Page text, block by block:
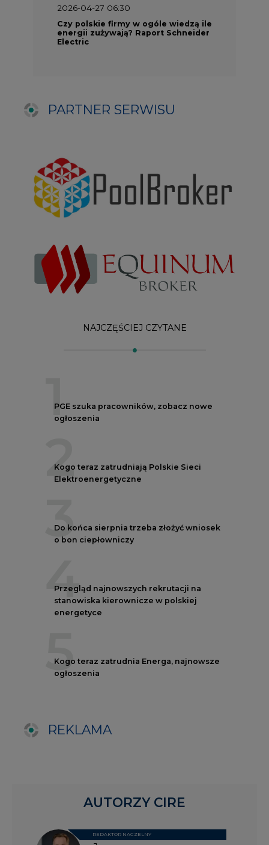
1
2
Kogo teraz zatrudniają Polskie Sieci
4
Przegląd najnowszych rekrutacji na
stanowiska kierownicze w polskiej
5
Kogo teraz zatrudnia Energa, najnowsze
REKLAMA
Janusz
Pietruszyński
Kędzierski
Kacper
AUTORZY CIRE